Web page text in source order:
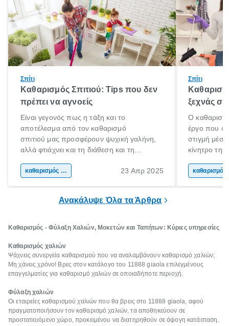
Σπίτι
Καθαρισμός Σπιτιού: Tips που δεν
πρέπει να αγνοείς
Είναι γεγονός πως η τάξη και το
αποτέλεσμα από τον καθαρισμό
σπιτιού μας προσφέρουν ψυχική γαλήνη,
αλλά φτιάχνει και τη διάθεση και τη
γυρνάς σε ένα όμορφο, καθαρό
καθαρισμός σπιτιού 23 Απρ 2025
Σπίτι
ξεχνάς
Ο
έργο που
στιγμή
κίνητρο της
πιο
Ανακάλυψε Όλα τα Άρθρα
Καθαρισμός - Φύλαξη Χαλιών, Μοκετών και Ταπήτων: Κύριες υπηρεσίες
Καθαρισμός χαλιών
Ψάχνεις συνεργεία καθαρισμού που να αναλαμβάνουν καθαρισμό χαλιών;
Μη χάνεις χρόνο! Βρες στον κατάλογο του 11888 giaola επιλεγμένους
επαγγελματίες για καθαρισμό χαλιών σε οποιαδήποτε περιοχή.
Φύλαξη χαλιών
Οι εταιρείες καθαρισμού χαλιών που θα βρεις στο 11888 giaola, αφού
πραγματοποιήσουν τον καθαρισμό χαλιών, τα αποθηκεύουν σε
προστατευόμενο χώρο, προκειμένου να διατηρηθούν σε άψογη κατάσταση.